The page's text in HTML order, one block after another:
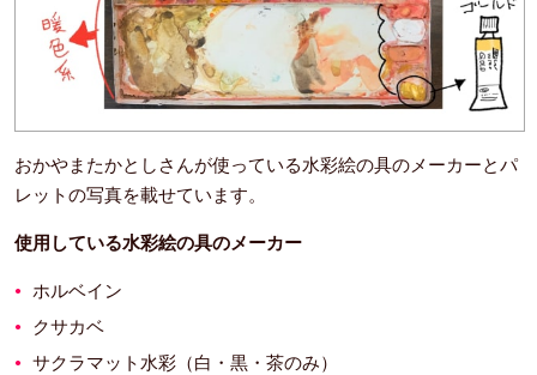
おかやまたかとしさんが使っている水彩絵の具のメーカーとパ
レットの写真を載せています。
使用している水彩絵の具のメーカー
ホルベイン
クサカベ
サクラマット水彩（白・黒・茶のみ）